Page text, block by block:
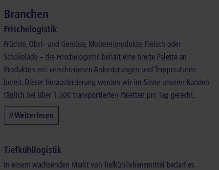
Branchen
Frischelogistik
Früchte, Obst- und Gemüse, Molkereiprodukte, Fleisch oder
Schokolade – die Frischelogistik behält eine breite Palette an
Produkten mit verschiedenen Anforderungen und Temperaturen
bereit. Dieser Herausforderung werden wir im Sinne unserer Kunden
täglich bei über 1.500 transportierten Paletten pro Tag gerecht.
// Weiterlesen
Tiefkühllogistik
In einem wachsenden Markt von Tiefkühllebensmittel bedarf es